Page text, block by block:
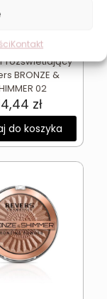
Kontakt
rozświetlający
BRONZE &
02
zł
do koszyka